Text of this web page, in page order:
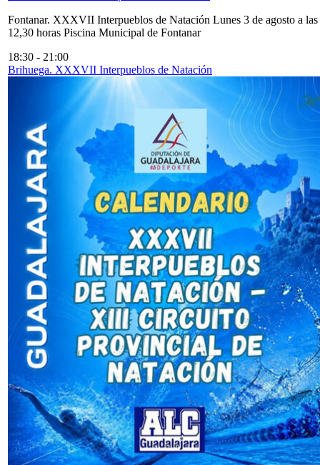
Fontanar. XXXVII Interpueblos de Natación Lunes 3 de agosto a las
12,30 horas Piscina Municipal de Fontanar
18:30 - 21:00
Brihuega. XXXVII Interpueblos de Natación